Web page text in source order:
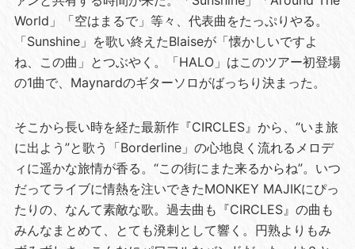
World」「空はまるで」等々、代表曲をたっぷりやる。
「Sunshine」を歌い終えたBlaiseが「懐かしいですよ
ね、この曲」とつぶやく。「HALO」はこのツアー初登場
の1曲で、Maynardのギターソロがばっちり決まった。
そこから長い時を経た最新作『CIRCLES』から、“いま旅
に出よう”と歌う「Borderline」の心地良く流れるメロデ
ィに遥かな旅情が香る。“この街にまた来るからね”。いつ
だってライブに情熱を注いできたMONKEY MAJIKにぴっ
たりの、なんて素敵な歌。過去曲も『CIRCLES』の曲も
みんなまとめて、とても溌剌として響く。円熟よりもみ